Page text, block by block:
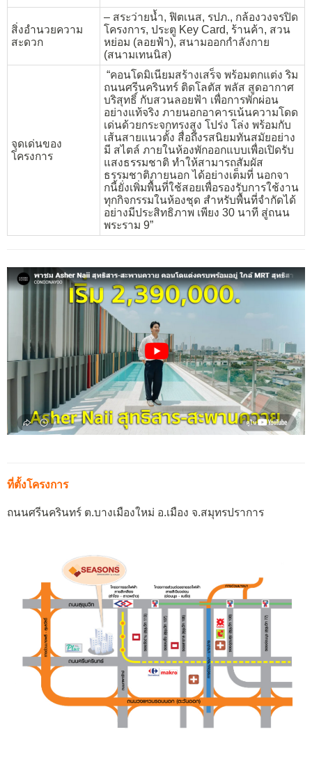
สิ่งอำนวยความ
สะดวก
– สระว่ายน้ำ, ฟิตเนส, รปภ., กล้องวงจรปิด
โครงการ, ประตู Key Card, ร้านค้า, สวน
หย่อม (ลอยฟ้า), สนามออกกำลังกาย
(สนามเทนนิส)
จุดเด่นของ
โครงการ
“คอนโดมิเนียมสร้างเสร็จ พร้อมตกแต่ง ริม
ถนนศรีนครินทร์ ติดโลตัส พลัส สูดอากาศ
บริสุทธิ์ กับสวนลอยฟ้า เพื่อการพักผ่อน
อย่างแท้จริง ภายนอกอาคารเน้นความโดด
เด่นด้วยกระจกทรงสูง โปร่ง โล่ง พร้อมกับ
เส้นสายแนวตั้ง สื่อถึงรสนิยมทันสมัยอย่าง
มี สไตล์ ภายในห้องพักออกแบบเพื่อเปิดรับ
แสงธรรมชาติ ทำให้สามารถสัมผัส
ธรรมชาติภายนอก ได้อย่างเต็มที่ นอกจา
กนี้ยั่งเพิ่มพื้นที่ใช้สอยเพื่อรองรับการใช้งาน
ทุกกิจกรรมในห้องชุด สำหรับพื้นที่จำกัดได้
อย่างมีประสิทธิภาพ เพียง 30 นาที สู่ถนน
พระราม 9”
ที่ตั้งโครงการ
ถนนศรีนครินทร์ ต.บางเมืองใหม่ อ.เมือง จ.สมุทรปราการ